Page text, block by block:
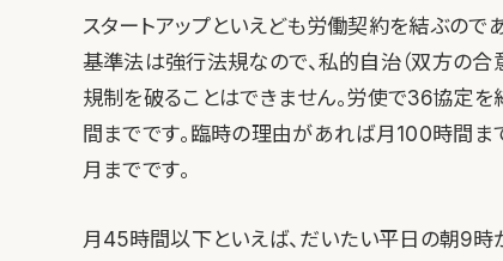
スタートアップといえども労働契約を結ぶの
基準法は強行法規なので、私的自治（双方の
規制を破ることはできません。労使で36協定
間までです。臨時の理由があれば月100時間
月までです。
月45時間以下といえば、だいたい平日の朝9時